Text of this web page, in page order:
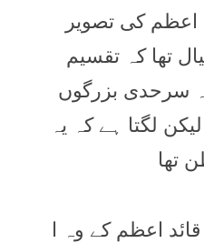
اعظم کی تصویر
تھا کہ تقسیم
سرحدی بزرگوں
لگتا ہے کہ یہ
تھا
اعظم کے وہ ا